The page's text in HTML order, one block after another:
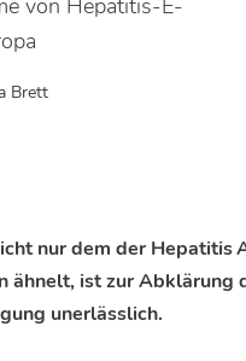
von Hepatitis-E-
Brett
nur dem der Hepatitis
ist zur Abklärung
unerlässlich.